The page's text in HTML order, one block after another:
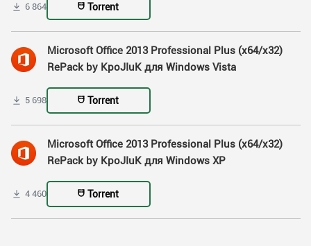
6 864 Torrent
Microsoft Office 2013 Professional Plus (x64/x32)
RePack by KpoJIuK для Windows Vista
5 698 Torrent
Microsoft Office 2013 Professional Plus (x64/x32)
RePack by KpoJIuK для Windows XP
4 460 Torrent